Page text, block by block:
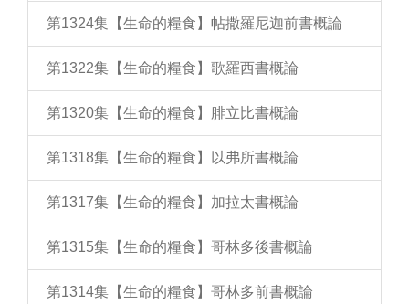
第1324集【生命的糧食】帖撒羅尼迦前書概論
第1322集【生命的糧食】歌羅西書概論
第1320集【生命的糧食】腓立比書概論
第1318集【生命的糧食】以弗所書概論
第1317集【生命的糧食】加拉太書概論
第1315集【生命的糧食】哥林多後書概論
第1314集【生命的糧食】哥林多前書概論